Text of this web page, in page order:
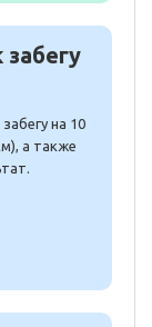
на 10
а также